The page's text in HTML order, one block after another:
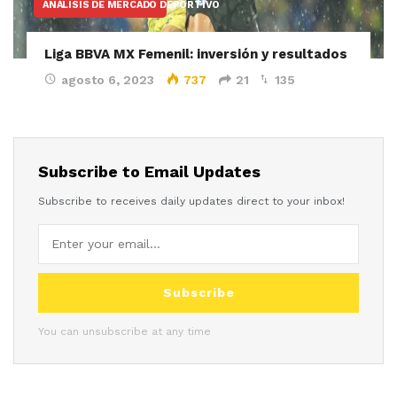
ANÁLISIS DE MERCADO DEPORTIVO
Liga BBVA MX Femenil: inversión y resultados
agosto 6, 2023 737 21 135
Subscribe to Email Updates
Subscribe to receives daily updates direct to your inbox!
Subscribe
You can unsubscribe at any time